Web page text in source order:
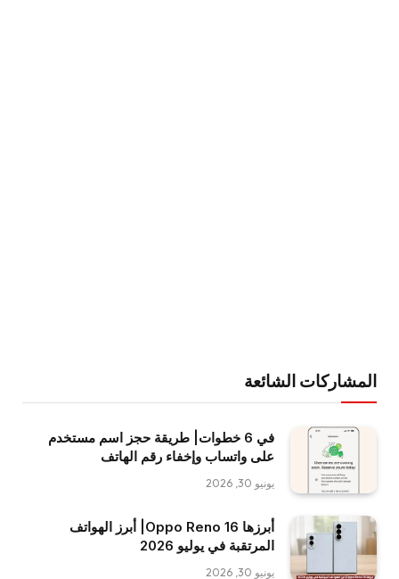
المشاركات الشائعة
في 6 خطوات| طريقة حجز اسم مستخدم
على واتساب وإخفاء رقم الهاتف
يونيو 30, 2026
أبرزها Oppo Reno 16| أبرز الهواتف
المرتقبة في يوليو 2026
يونيو 30, 2026